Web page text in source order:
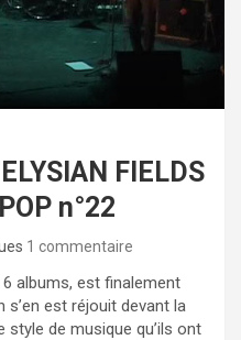
FIELDS
n°22
1 commentaire
albums, est finalement
s’en est réjouit devant la
de musique qu’ils ont